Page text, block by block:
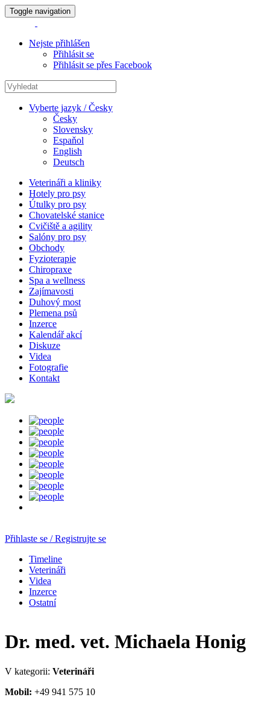
Toggle navigation
Nejste přihlášen
Přihlásit se
Přihlásit se přes Facebook
Vyberte jazyk / Česky
Česky
Slovensky
Espaňol
English
Deutsch
Veterináři a kliniky
Hotely pro psy
Útulky pro psy
Chovatelské stanice
Cvičiště a agility
Salóny pro psy
Obchody
Fyzioterapie
Chiropraxe
Spa a wellness
Zajímavosti
Duhový most
Plemena psů
Inzerce
Kalendář akcí
Diskuze
Videa
Fotografie
Kontakt
Přihlaste se / Registrujte se
Timeline
Veterináři
Videa
Inzerce
Ostatní
Dr. med. vet. Michaela Honig
V kategorii: Veterináři
Mobil: +49 941 575 10